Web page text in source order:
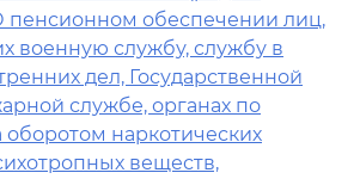
пенсионном обеспечении лиц,
военную службу, службу в
дел, Государственной
службе, органах по
оборотом наркотических
веществ,